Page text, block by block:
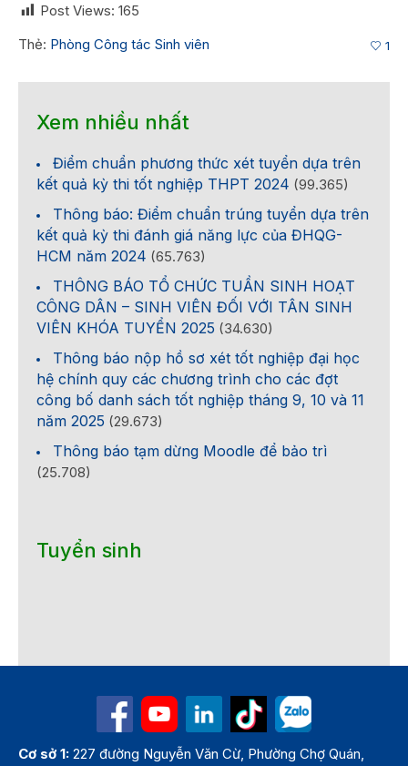
Post Views: 165
Thẻ: Phòng Công tác Sinh viên 1
Xem nhiều nhất
Điểm chuẩn phương thức xét tuyển dựa trên
kết quả kỳ thi tốt nghiệp THPT 2024 (99.365)
Thông báo: Điểm chuẩn trúng tuyển dựa trên
kết quả kỳ thi đánh giá năng lực của ĐHQG-
HCM năm 2024 (65.763)
THÔNG BÁO TỔ CHỨC TUẦN SINH HOẠT
CÔNG DÂN – SINH VIÊN ĐỐI VỚI TÂN SINH
VIÊN KHÓA TUYỂN 2025 (34.630)
Thông báo nộp hồ sơ xét tốt nghiệp đại học
hệ chính quy các chương trình cho các đợt
công bố danh sách tốt nghiệp tháng 9, 10 và 11
năm 2025 (29.673)
Thông báo tạm dừng Moodle để bảo trì
(25.708)
Tuyển sinh
Cơ sở 1: 227 đường Nguyễn Văn Cừ, Phường Chợ Quán,